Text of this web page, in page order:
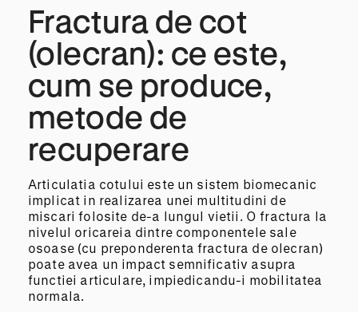
Fractura de cot
(olecran): ce este,
cum se produce,
metode de
recuperare
Articulatia cotului este un sistem biomecanic
implicat in realizarea unei multitudini de
miscari folosite de-a lungul vietii. O fractura la
nivelul oricareia dintre componentele sale
osoase (cu preponderenta fractura de olecran)
poate avea un impact semnificativ asupra
functiei articulare, impiedicandu-i mobilitatea
normala.